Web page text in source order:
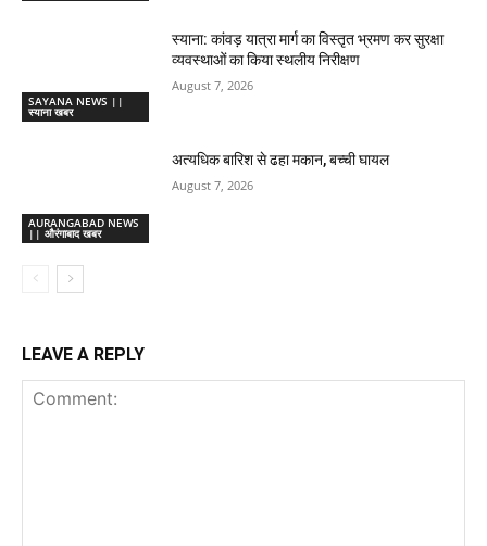
SAYANA NEWS ||
स्याना खबर
स्याना: कांवड़ यात्रा मार्ग का विस्तृत भ्रमण कर सुरक्षा
व्यवस्थाओं का किया स्थलीय निरीक्षण
August 7, 2026
AURANGABAD NEWS
|| औरंगाबाद खबर
अत्यधिक बारिश से ढहा मकान, बच्ची घायल
August 7, 2026
LEAVE A REPLY